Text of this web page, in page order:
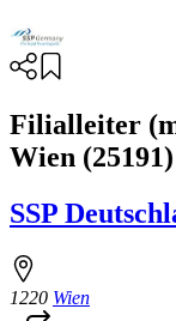
Filialleiter
Wien (25191)
SSP
1220 Wien